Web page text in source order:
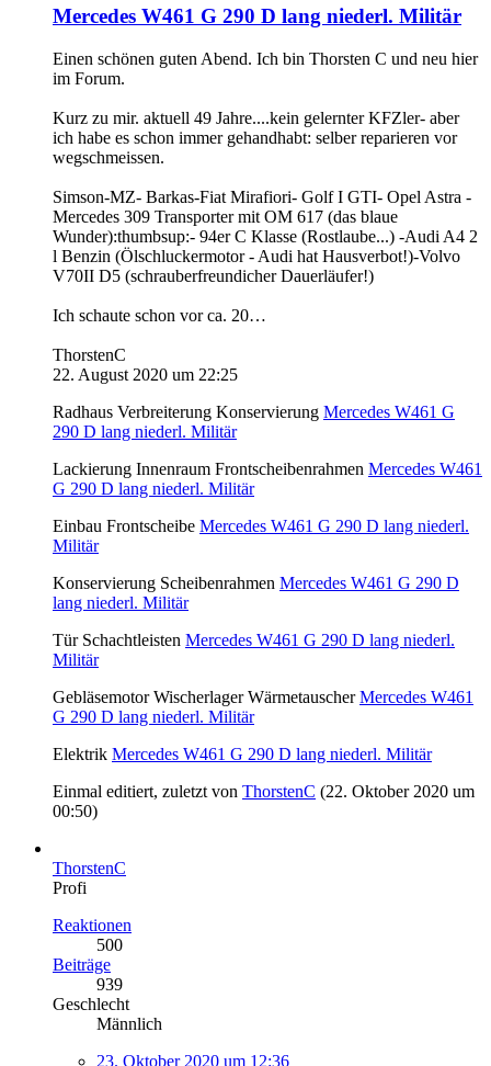
Mercedes W461 G 290 D lang niederl. Militär
Einen schönen guten Abend. Ich bin Thorsten C und neu hier
im Forum.
Kurz zu mir. aktuell 49 Jahre....kein gelernter KFZler- aber
ich habe es schon immer gehandhabt: selber reparieren vor
wegschmeissen.
Simson-MZ- Barkas-Fiat Mirafiori- Golf I GTI- Opel Astra -
Mercedes 309 Transporter mit OM 617 (das blaue
Wunder):thumbsup:- 94er C Klasse (Rostlaube...) -Audi A4 2
l Benzin (Ölschluckermotor - Audi hat Hausverbot!)-Volvo
V70II D5 (schrauberfreundicher Dauerläufer!)
Ich schaute schon vor ca. 20…
ThorstenC
22. August 2020 um 22:25
Radhaus Verbreiterung Konservierung Mercedes W461 G
290 D lang niederl. Militär
Lackierung Innenraum Frontscheibenrahmen Mercedes W461
G 290 D lang niederl. Militär
Einbau Frontscheibe Mercedes W461 G 290 D lang niederl.
Militär
Konservierung Scheibenrahmen Mercedes W461 G 290 D
lang niederl. Militär
Tür Schachtleisten Mercedes W461 G 290 D lang niederl.
Militär
Gebläsemotor Wischerlager WärmetauscherMercedes W461
G 290 D lang niederl. Militär
Elektrik Mercedes W461 G 290 D lang niederl. Militär
Einmal editiert, zuletzt von ThorstenC (22. Oktober 2020 um
00:50)
ThorstenC
Profi
Reaktionen
500
Beiträge
939
Geschlecht
Männlich
23. Oktober 2020 um 12:36